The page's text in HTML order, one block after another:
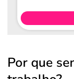
Por que